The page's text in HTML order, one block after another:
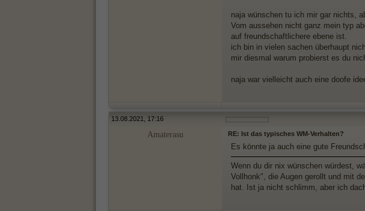
naja wünschen tu ich mir gar nichts,
Vom aussehen nicht ganz mein typ
auf freundschaftlichere ebene ist.
ich bin in vielen sachen überhaupt
mir diesmal warum probierst es du
naja war vielleicht auch eine doofe
13.08.2021, 17:16
Amaterasu RE: Ist das typisches WM-Verhalten?
Es könnte ja auch eine gute
Wenn du dir nix wünschen würdest,
Vollhonk", die Augen gerollt und mit
hat. Ist ja nicht schlimm, aber ich